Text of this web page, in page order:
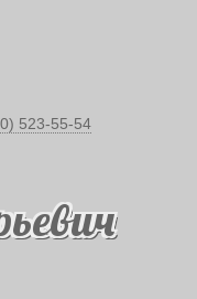
523-55-54